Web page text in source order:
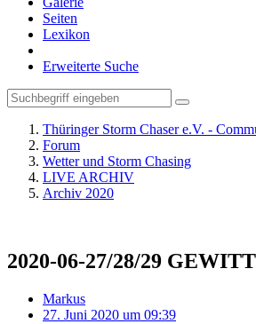
Seiten
Lexikon
Erweiterte Suche
Thüringer Storm Chaser e.V. -
Forum
Wetter und Storm Chasing
LIVE ARCHIV
Archiv 2020
2020-06-27/28/29
Markus
27. Juni 2020 um 09:39